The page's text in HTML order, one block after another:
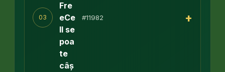
03
Fre
eCe
ll se
poa
te
câș
#11982 +